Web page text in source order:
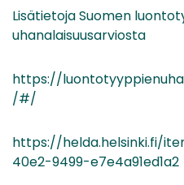
Lisätietoja Suomen
uhanalaisuusarviosta
https://
/#/
https://helda.helsinki.fi/
40e2-9499-e7e4a91ed1a2